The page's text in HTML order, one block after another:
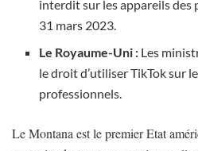
interdit sur les appareils des
31 mars 2023.
Le Royaume-Uni : Les
le droit d’utiliser TikTok sur
professionnels.
Le Montana est le premier Etat